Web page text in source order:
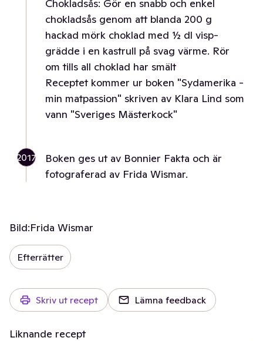
Chokladsås: Gör en snabb och enkel
chokladsås genom att blanda 200 g
hackad mörk choklad med ½ dl visp-
grädde i en kastrull på svag värme. Rör
om tills all choklad har smält
Receptet kommer ur boken "Sydamerika -
min matpassion" skriven av Klara Lind som
vann "Sveriges Mästerkock"
2017
Boken ges ut av Bonnier Fakta och är
fotograferad av Frida Wismar.
Bild:Frida Wismar
Efterrätter
Skriv ut recept Lämna feedback
Liknande recept